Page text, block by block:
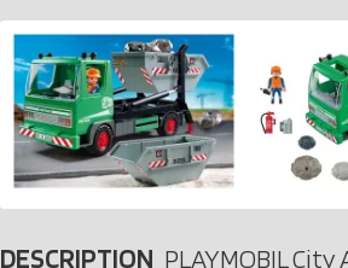
DESCRIPTION PLAYMOBIL City